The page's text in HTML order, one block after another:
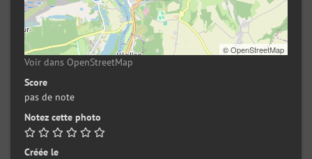
©OpenStreetMap
Voir dans OpenStreetMap
Score
pas de note
Notez cette photo
Créée le